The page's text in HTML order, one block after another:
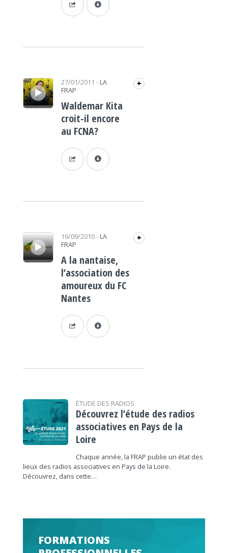
Lecteur audio 27/01/2011 - LA
FRAP
+
Waldemar Kita
croit-il encore
au FCNA?
Lecteur audio 16/09/2010- LA
FRAP
+
A la nantaise,
l’association des
amoureux du FC
Nantes
ÉTUDE DES RADIOS
Découvrez l’étude des radios
associatives en Pays de la
Loire
Chaque année, la FRAP publie un état des
lieux des radios associatives en Pays de la Loire.
Découvrez, dans cette…
FORMATIONS